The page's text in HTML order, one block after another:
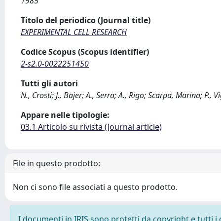
Titolo del periodico (Journal title)
EXPERIMENTAL CELL RESEARCH
Codice Scopus (Scopus identifier)
2-s2.0-0022251450
Tutti gli autori
N., Crosti; J., Bajer; A., Serra; A., Rigo; Scarpa, Marina; P.,
Appare nelle tipologie:
03.1 Articolo su rivista (Journal article)
File in questo prodotto:
Non ci sono file associati a questo prodotto.